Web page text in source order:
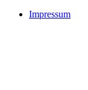
Impressum